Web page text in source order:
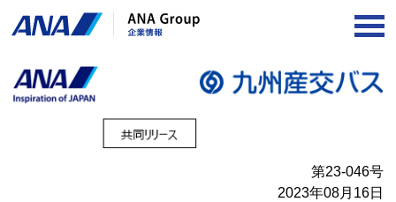
第23-046号
2023年08月16日